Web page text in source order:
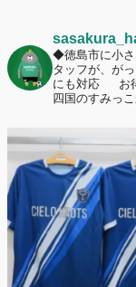
2026年7月2日
名前入りユニフォーム
護者は約67%！「やや
する声も32.7%に！
応援ユニフォーム、約
ームへの愛情が伝わる
◆徳島市に小さ
タッフが、が
にも対応
お
四国のすみっ